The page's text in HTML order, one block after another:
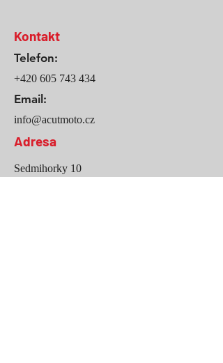
Kontakt
Telefon:
+420 605 743 434
Email:
info@acutmoto.cz
Adresa
Sedmihorky 10